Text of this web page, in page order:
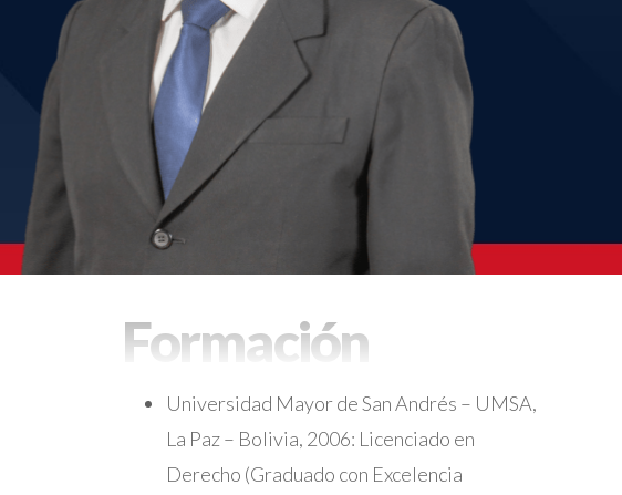
Formación
Universidad Mayor de San Andrés – UMSA,
La Paz – Bolivia, 2006: Licenciado en
Derecho (Graduado con Excelencia